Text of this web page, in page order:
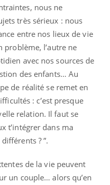
nous ne
très sérieux : nous
entre nos lieux de vie
l’autre ne
avec nos sources de
des enfants… Au
de réalité se remet en
: c’est presque
relation. Il faut se
t’intégrer dans ma
? ”.
de la vie peuvent
un couple… alors qu’en